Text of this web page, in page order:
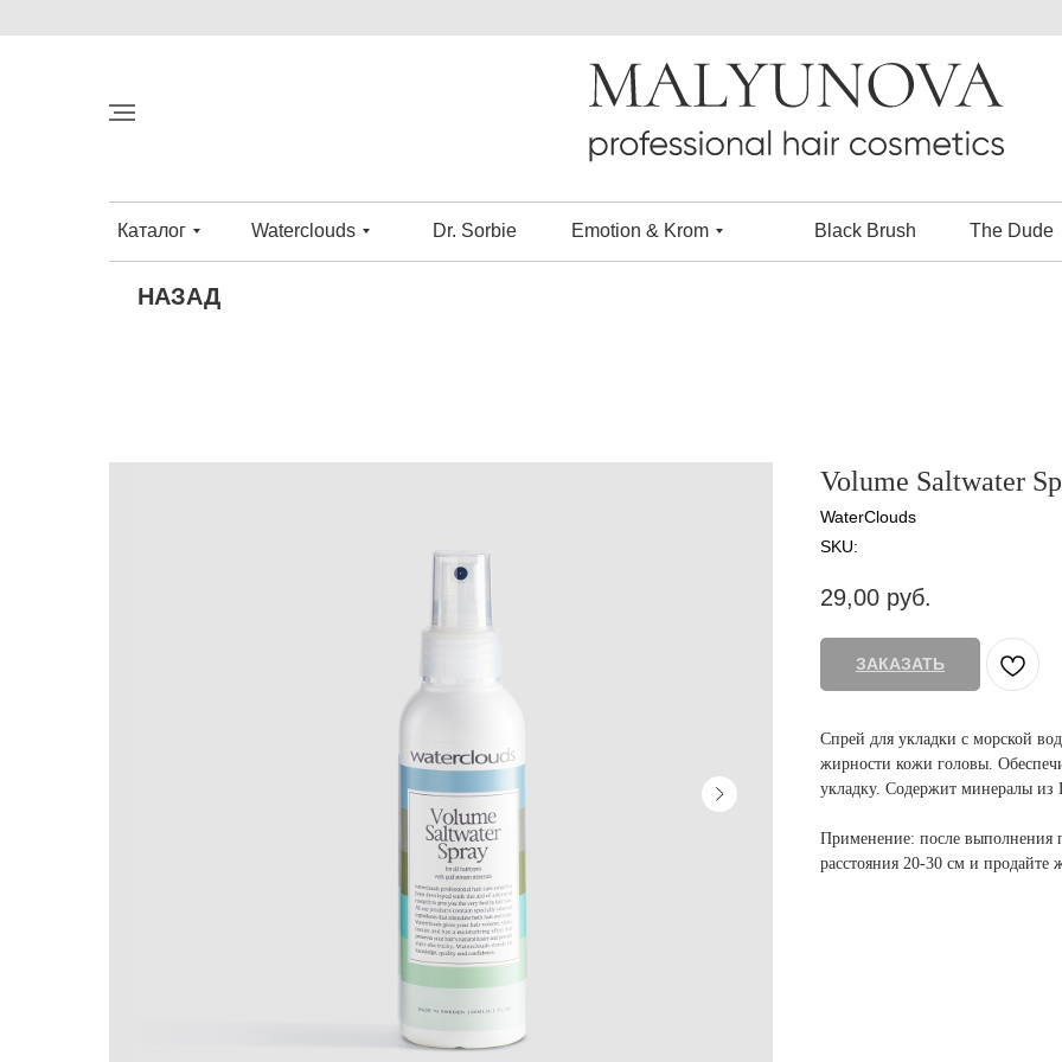
Каталог Waterclouds Dr. Sorbie Black Brush The Dude
Emotion & Krom
НАЗАД
Volume Saltwater
WaterСlouds
SKU:
29,00 руб.
ЗАКАЗАТЬ
Спрей для укладки с морской
жирности кожи головы.
укладку. Содержит минералы из
Применение: после выполнения
расстояния 20-30 см и продайте